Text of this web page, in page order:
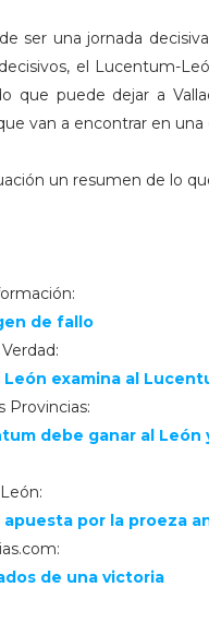
ser una jornada
el Lucentum-
que puede dejar a
van a encontrar en
un resumen de lo
de fallo
León examina al
Provincias:
debe ganar al
apuesta por la proeza
de una victoria